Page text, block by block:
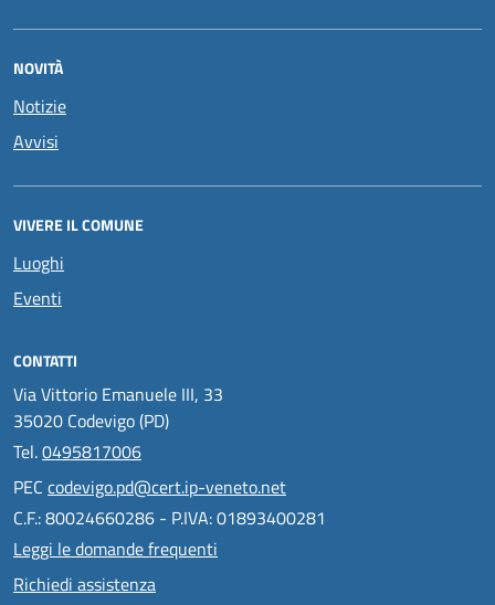
NOVITÀ
Notizie
Avvisi
VIVERE IL COMUNE
Luoghi
Eventi
CONTATTI
Via Vittorio Emanuele III, 33
35020 Codevigo (PD)
Tel.0495817006
PEC codevigo.pd@cert.ip-veneto.net
C.F.: 80024660286 - P.IVA: 01893400281
Leggi le domande frequenti
Richiedi assistenza